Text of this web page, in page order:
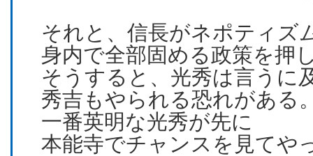
それと、信長がネポティズ
身内で全部固める政策を押
そうすると、光秀は言うに
秀吉もやられる恐れがある
一番英明な光秀が先に
本能寺でチャンスを見てや